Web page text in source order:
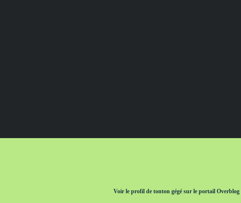
Voir le profil de tonton gégésur le portail Overblog